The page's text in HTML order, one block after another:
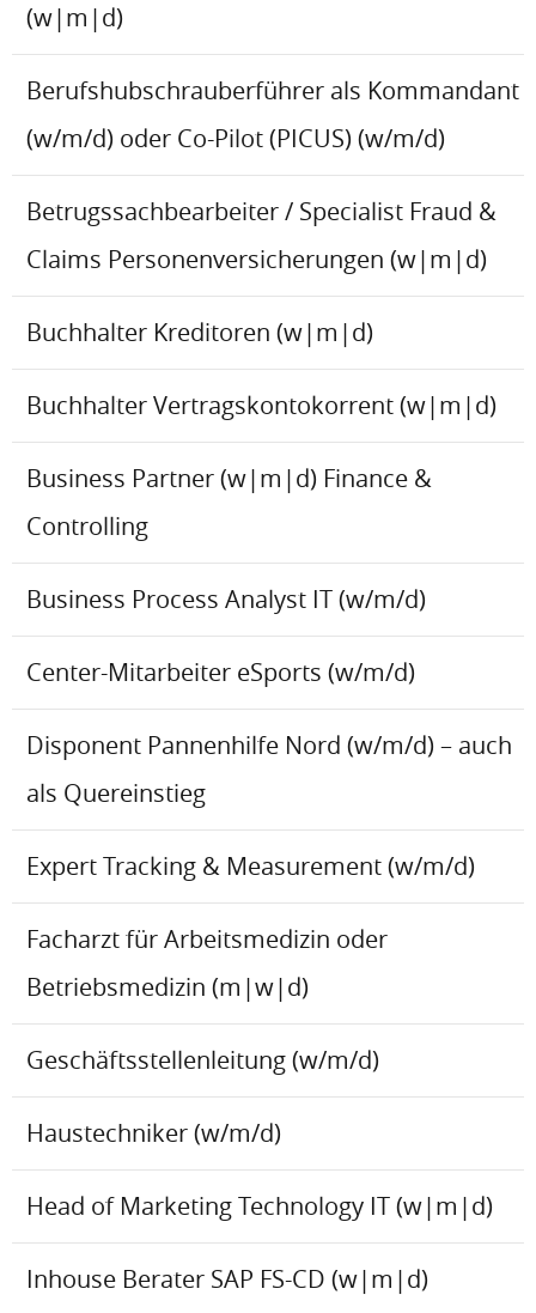
(w|m|d)
Berufshubschrauberführer als Kommandant
(w/m/d) oder Co-Pilot (PICUS) (w/m/d)
Betrugssachbearbeiter / Specialist Fraud &
Claims Personenversicherungen (w|m|d)
Buchhalter Kreditoren (w|m|d)
Buchhalter Vertragskontokorrent (w|m|d)
Business Partner (w|m|d) Finance &
Controlling
Business Process Analyst IT (w/m/d)
Center-Mitarbeiter eSports (w/m/d)
Disponent Pannenhilfe Nord (w/m/d) – auch
als Quereinstieg
Expert Tracking & Measurement (w/m/d)
Facharzt für Arbeitsmedizin oder
Betriebsmedizin (m|w|d)
Geschäftsstellenleitung (w/m/d)
Haustechniker (w/m/d)
Head of Marketing Technology IT (w|m|d)
Inhouse Berater SAP FS-CD (w|m|d)